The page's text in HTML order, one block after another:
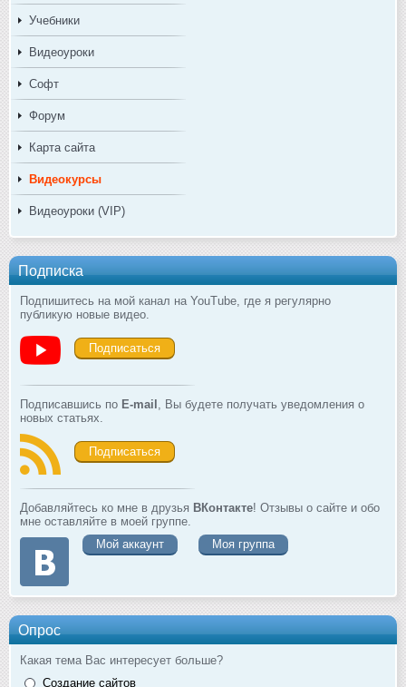
Учебники
Видеоуроки
Софт
Форум
Карта сайта
Видеокурсы
Видеоуроки (VIP)
Подписка
Подпишитесь на мой канал на YouTube, где я регулярно
публикую новые видео.
Подписаться
Подписавшись по E-mail , Вы будете получать уведомления о
новых статьях.
Подписаться
Добавляйтесь ко мне в друзья ВКонтакте! Отзывы о сайте и обо
мне оставляйте в моей группе.
Мой аккаунт
Моя группа
Опрос
Какая тема Вас интересует больше?
Создание сайтов